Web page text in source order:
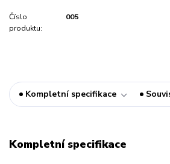
Číslo
produktu:
005
Kompletní specifikace
Kompletní specifikace